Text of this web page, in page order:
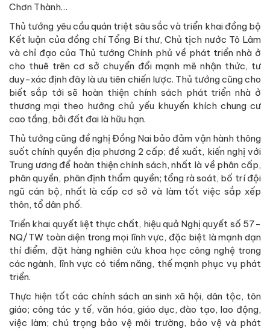
Chơn Thành…
Thủ tướng yêu cầu quán triệt sâu sắc và triển khai đồng bộ
Kết luận của đồng chí Tổng Bí thư, Chủ tịch nước Tô Lâm
và chỉ đạo của Thủ tướng Chính phủ về phát triển nhà ở
cho thuê trên cơ sở chuyển đổi mạnh mẽ nhận thức, tư
duy-xác định đây là ưu tiên chiến lược. Thủ tướng cũng cho
biết sắp tới sẽ hoàn thiện chính sách phát triển nhà ở
thương mại theo hướng chủ yếu khuyến khích chung cư
cao tầng, bởi đất đai là hữu hạn.
Thủ tướng cũng đề nghị Đồng Nai bảo đảm vận hành thông
suốt chính quyền địa phương 2 cấp; đề xuất, kiến nghị với
Trung ương để hoàn thiện chính sách, nhất là về phân cấp,
phân quyền, phân định thẩm quyền; tổng rà soát, bố trí đội
ngũ cán bộ, nhất là cấp cơ sở và làm tốt việc sắp xếp
thôn, tổ dân phố.
Triển khai quyết liệt thực chất, hiệu quả Nghị quyết số 57-
NQ/TW toàn diện trong mọi lĩnh vực, đặc biệt là mạnh dạn
thí điểm, đặt hàng nghiên cứu khoa học công nghệ trong
các ngành, lĩnh vực có tiềm năng, thế mạnh phục vụ phát
triển.
Thực hiện tốt các chính sách an sinh xã hội, dân tộc, tôn
giáo; công tác y tế, văn hóa, giáo dục, đào tạo, lao động,
việc làm; chú trọng bảo vệ môi trường, bảo vệ và phát